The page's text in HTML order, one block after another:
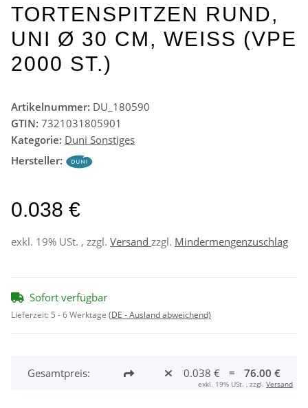
TORTENSPITZEN RUND,
UNI Ø 30 CM, WEISS (VPE 2
000 ST.)
Artikelnummer: DU_180590
GTIN: 7321031805901
Kategorie: Duni Sonstiges
Hersteller:
0.038 €
exkl. 19% USt. , zzgl. Versand zzgl. Mindermengenzuschlag
Sofort verfügbar
Lieferzeit: 5 - 6 Werktage (DE - Ausland abweichend)
Gesamtpreis: 0.038 € = 76.00 €
exkl. 19% USt. , zzgl. Versand